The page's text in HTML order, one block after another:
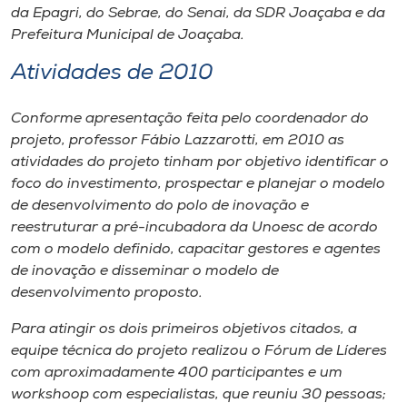
Rádio
Unoesc
o idioma
A+
A-
da Epagri, do Sebrae, do Senai, da SDR Joaçaba e da
Prefeitura Municipal de Joaçaba.
Atividades de 2010
Conforme apresentação feita pelo coordenador do
projeto, professor Fábio Lazzarotti, em 2010 as
atividades do projeto tinham por objetivo identificar o
foco do investimento, prospectar e planejar o modelo
de desenvolvimento do polo de inovação e
reestruturar a pré-incubadora da Unoesc de acordo
com o modelo definido, capacitar gestores e agentes
de inovação e disseminar o modelo de
desenvolvimento proposto.
Para atingir os dois primeiros objetivos citados, a
equipe técnica do projeto realizou o Fórum de Líderes
com aproximadamente 400 participantes e um
workshoop com especialistas, que reuniu 30 pessoas;